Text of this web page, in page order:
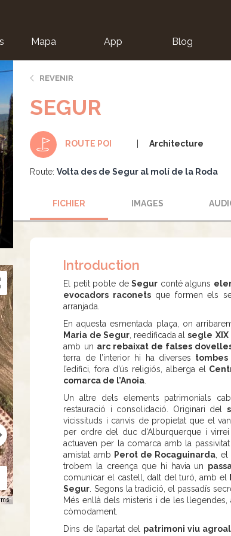
Mapa App Blog
REVENIR
SEGUR
ROUTE POI Architecture
Route: Volta des de Segur al molí de la Roda
FICHIER IMAGES
Introduction
El petit poble deSegur conté alguns
evocadors raconetsque formen els
arranjada.
En aquesta esmentada plaça, on
Maria de Segur, reedificada alsegle XIX
amb un arc rebaixat de falses
terra de l’interior hi ha diverses
l’edifici, fora d’ús religiós, alberga el
comarca de l’Anoia
Un altre dels elements patrimonials
restauració i consolidació. Originari del
vicissituds i canvis de propietat que el
per ordre del duc d'Alburquerque i
actuaven per la comarca amb la
amistat amb Perot de Rocaguinarda ,
trobem la creença que hi havia un
comunicar el castell, dalt del turó, amb el
Segur . Segons la tradició, el passadís
Més enllà dels misteris i de les llegendes,
còmodament.
Dins de l’apartat del patrimoni viu